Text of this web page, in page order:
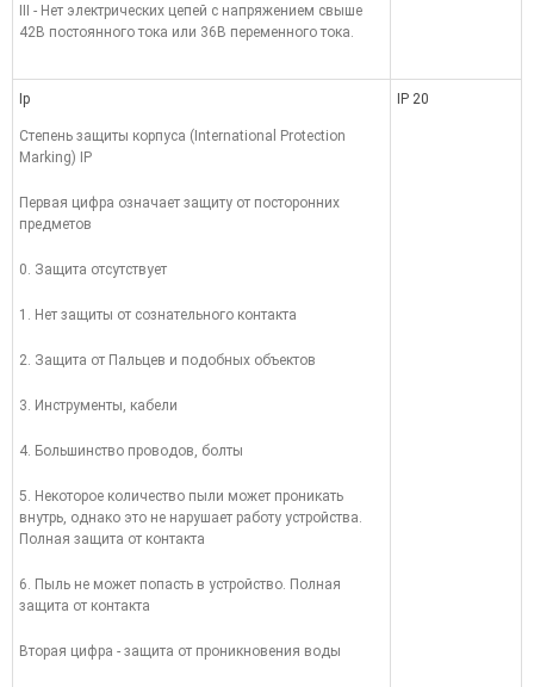
III - Нет электрических цепей с напряжением свыше
42В постоянного тока или 36В переменного тока.
Ip
Степень защиты корпуса (International Protection
Marking) IP
Первая цифра означает защиту от посторонних
предметов
0. Защита отсутствует
1. Нет защиты от сознательного контакта
2. Защита от Пальцев и подобных объектов
3. Инструменты, кабели
4. Большинство проводов, болты
5. Некоторое количество пыли может проникать
внутрь, однако это не нарушает работу устройства.
Полная защита от контакта
6. Пыль не может попасть в устройство. Полная
защита от контакта
Вторая цифра - защита от проникновения воды
IP 20